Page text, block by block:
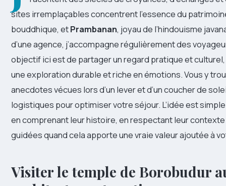
sites irremplaçables concentrent l’essence du
bouddhique, etPrambanan, joyau de l’hindouisme
d’une agence, j’accompagne régulièrement des
objectif ici est de partager un regard pratique et
une exploration durable et riche en émotions. Vous y
anecdotes vécues lors d’un lever et d’un coucher de
logistiques pour optimiser votre séjour. L’idée est
en comprenant leur histoire, en respectant leur
guidées quand cela apporte une vraie valeur ajoutée à
Visiter le temple de Borobudur